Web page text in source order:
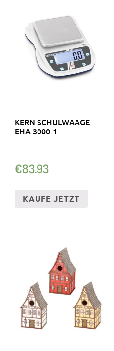
KERN SCHULWAAGE
EHA 3000-1
€83.93
KAUFE JETZT